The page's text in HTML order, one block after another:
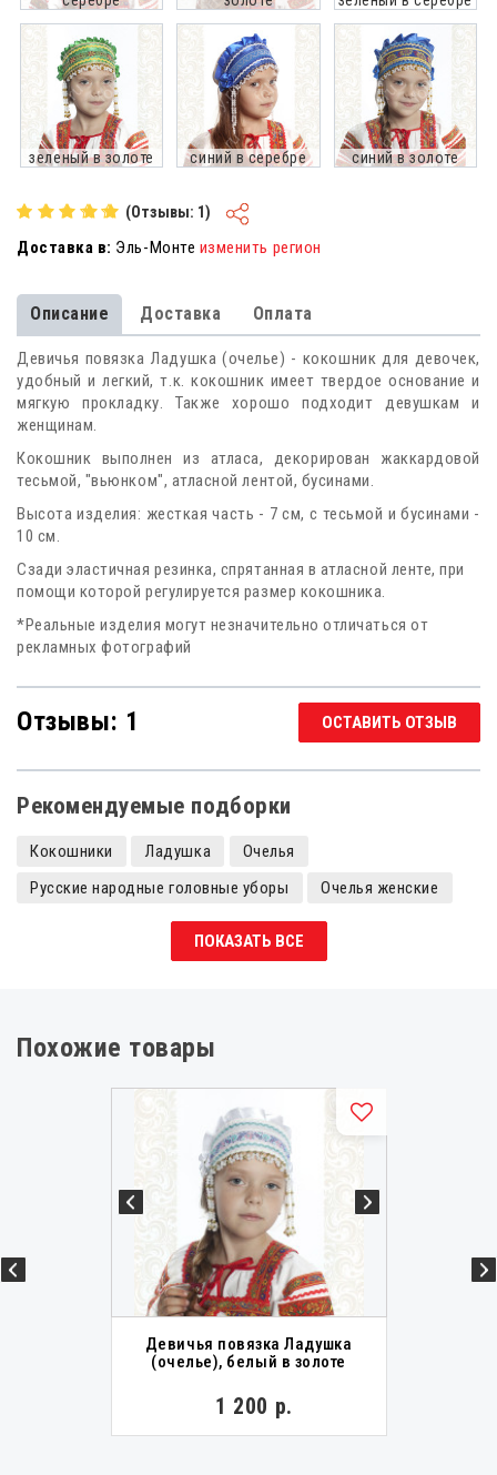
зеленый в золоте синий в серебре синий в золоте
(Отзывы: 1)
Доставка в: Эль-Монте изменить регион
Описание Доставка Оплата
Девичья повязка Ладушка (очелье) - кокошник для девочек,
удобный и легкий, т.к. кокошник имеет твердое основание и
мягкую прокладку. Также хорошо подходит девушкам и
женщинам.
Кокошник выполнен из атласа, декорирован жаккардовой
тесьмой, "вьюнком", атласной лентой, бусинами.
Высота изделия: жесткая часть - 7 см, с тесьмой и бусинами -
10 см.
Сзади эластичная резинка, спрятанная в атласной ленте, при
помощи которой регулируется размер кокошника.
*Реальные изделия могут незначительно отличаться от
рекламных фотографий
Отзывы: 1 ОСТАВИТЬ ОТЗЫВ
Рекомендуемые подборки
Кокошники Ладушка
Очелья
Русские народные головные уборы
Очелья женские
Кокошники детские
ПОКАЗАТЬ ВСЕ
Похожие товары
Девичья повязка Ладушка
(очелье), белый в золоте
1 200 р.